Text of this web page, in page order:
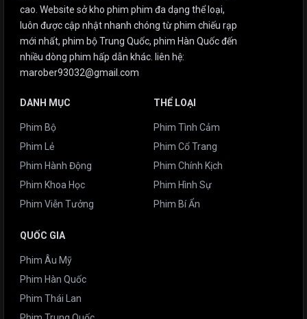
cao. Website sở kho phim phim đa dạng thể loại,
luôn được cập nhật nhanh chóng từ phim chiếu rạp
mới nhất, phim bộ Trung Quốc, phim Hàn Quốc đến
nhiều dòng phim hấp dẫn khác. liên hệ:
marober93032@gmail.com
DANH MỤC
Phim Bộ
Phim Lẻ
Phim Hành Động
Phim Khoa Học
Phim Viễn Tưởng
THỂ LOẠI
Phim Tình Cảm
Phim Cổ Trang
Phim Chính Kịch
Phim Hình Sự
Phim Bí Ẩn
QUỐC GIA
Phim Âu Mỹ
Phim Hàn Quốc
Phim Thái Lan